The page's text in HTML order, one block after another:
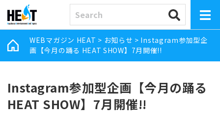
WEBマガジン HEAT > お知らせ > Instagram参加型企
画【今月の踊る HEAT SHOW】7月開催!!
Instagram参加型企画【今月の踊る
HEAT SHOW】7月開催!!